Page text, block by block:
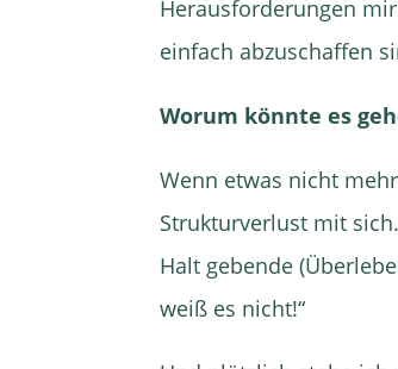
Herausforderungen
einfach abzuschaffen
Worum könnte es
Wenn etwas nicht
Strukturverlust mit
Halt gebende
weiß es nicht!“